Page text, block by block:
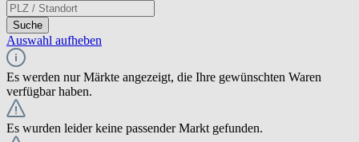
Suche
Auswahl aufheben
Es werden nur Märkte angezeigt, die Ihre gewünschten Waren
verfügbar haben.
Es wurden leider keine passender Markt gefunden.